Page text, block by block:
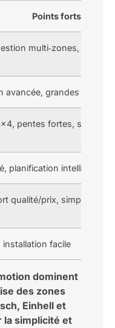
Points forts
multi‑zones,
avancée, grandes
pentes fortes, surfaces
planification intelligente
qualité/prix, simplicité
installation facile
dominent
des zones
Einhell et
la simplicité et